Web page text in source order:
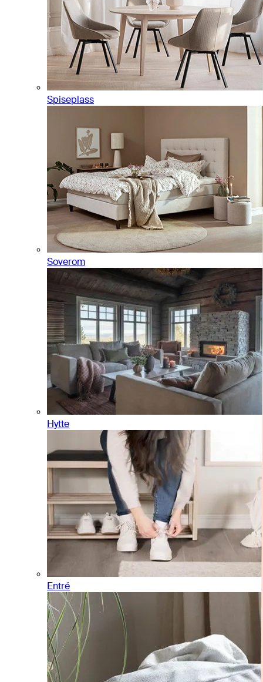
Spiseplass
Soverom
Hytte
Entré